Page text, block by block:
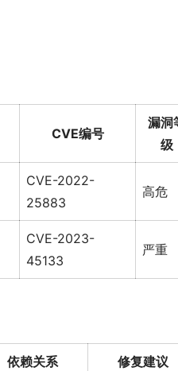
CVE编号
漏洞
级
CVE-2022-
25883
高危
CVE-2023-
45133
严重
依赖关系 修复建议